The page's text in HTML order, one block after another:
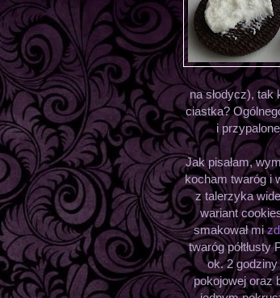
na słodycz),
ciastka?
i
Jak pisałam,
kocham twaróg i
z talerzyka
wariant
smakował mi
twaróg półtłusty
ok. 2
pokojowej oraz